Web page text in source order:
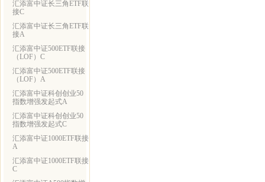
汇添富中证长三角ETF联
接C
汇添富中证长三角ETF联
接A
汇添富中证500ETF联接
（LOF）C
汇添富中证500ETF联接
（LOF）A
汇添富中证科创创业50
指数增强发起式A
汇添富中证科创创业50
指数增强发起式C
汇添富中证1000ETF联接
A
汇添富中证1000ETF联接
C